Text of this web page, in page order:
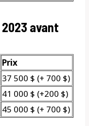
avant
Prix
37 500 $ (+ 700 $)
41 000 $ (+200 $)
45 000 $ (+ 700 $)